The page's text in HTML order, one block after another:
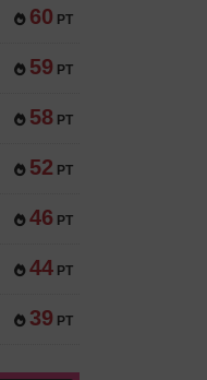
60 PT
59 PT
58 PT
52 PT
46 PT
44 PT
39 PT